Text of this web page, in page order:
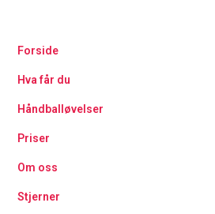
Forside
Hva får du
Håndballøvelser
Priser
Om oss
Stjerner